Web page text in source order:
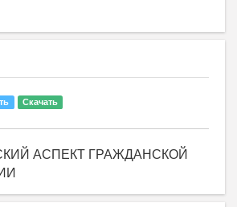
Скачать
АСПЕКТ ГРАЖДАНСКОЙ